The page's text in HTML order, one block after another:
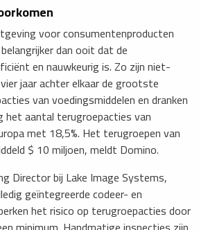
voor consumentenproducten
dan ooit dat de
en nauwkeurig is. Zo zijn niet-
jaar achter elkaar de grootste
van voedingsmiddelen en dranken
het aantal terugroepacties van
met 18,5%. Het terugroepen van
$ 10 miljoen, meldt Domino.
Director bij Lake Image Systems,
geïntegreerde codeer- en
het risico op terugroepacties door